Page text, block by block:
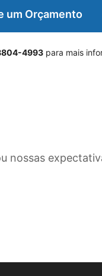
um Orçamento
4993 para mais
nossas